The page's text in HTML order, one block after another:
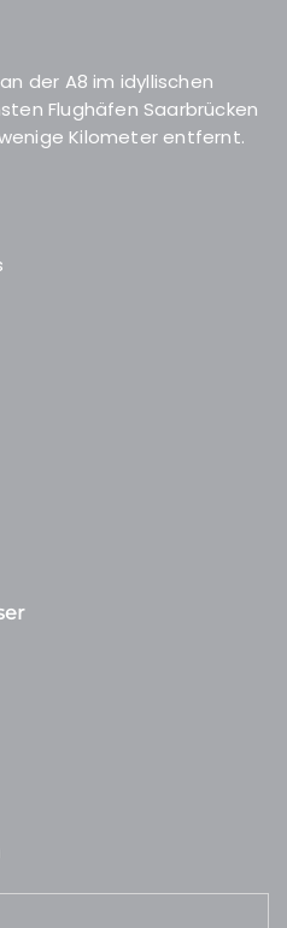
der A8 im idyllischen
Flughäfen Saarbrücken
Kilometer entfernt.